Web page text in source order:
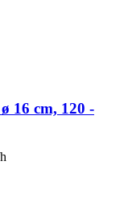
16 cm, 120 -​